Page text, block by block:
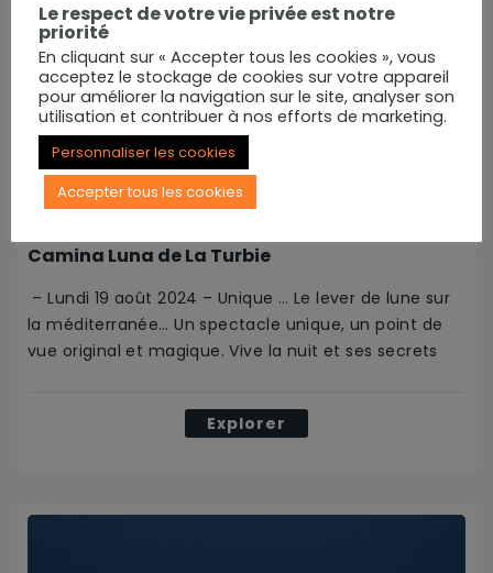
Camina Luna de La Turbie
– Lundi 19 août 2024 – Unique … Le lever de lune sur
la méditerranée… Un spectacle unique, un point de
vue original et magique. Vive la nuit et ses secrets
Explorer
Le respect de votre vie privée est notre
priorité
En cliquant sur « Accepter tous les cookies », vous
acceptez le stockage de cookies sur votre appareil
pour améliorer la navigation sur le site, analyser son
utilisation et contribuer à nos efforts de marketing.
Personnaliser les cookies
Accepter tous les cookies